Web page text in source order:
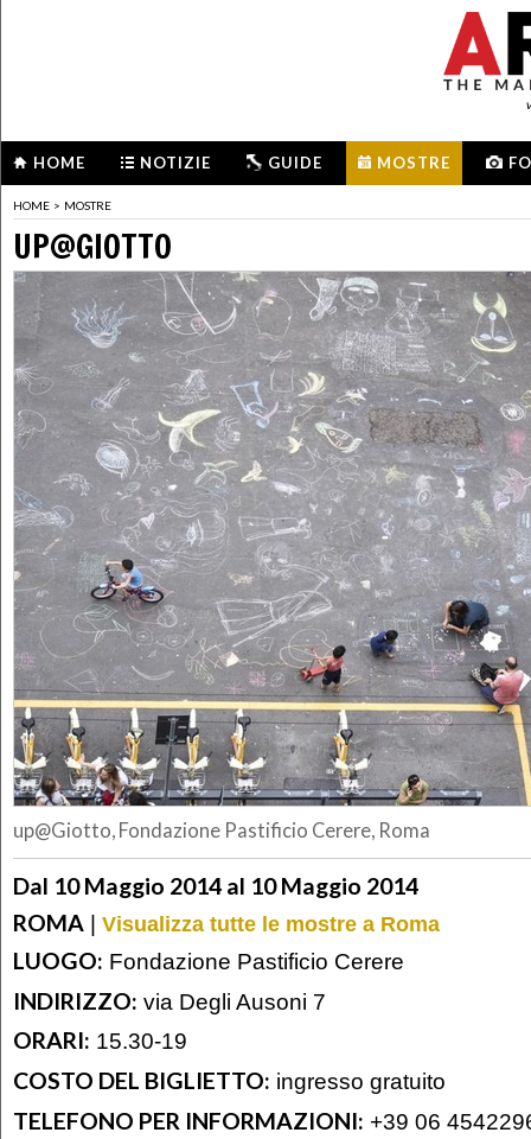
HOME NOTIZIE GUIDE MOSTRE
HOME > MOSTRE
UP@GIOTTO
up@Giotto, Fondazione Pastificio Cerere, Roma
Dal 10 Maggio 2014 al 10 Maggio 2014
ROMA | Visualizza tutte le mostre a Roma
LUOGO: Fondazione Pastificio Cerere
INDIRIZZO: via Degli Ausoni 7
ORARI: 15.30-19
COSTO DEL BIGLIETTO: ingresso gratuito
TELEFONO PER INFORMAZIONI: +39 06